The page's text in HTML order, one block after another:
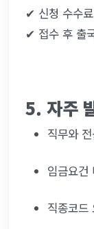
✔ 신청 수수
✔ 접수 후 출
5. 자주
직무와
임금요건
직종코드